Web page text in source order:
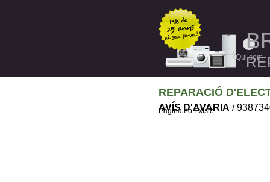
REPARACIÓ
AVÍS D'AVARIA /
Inici Qui som
Pàgina no Existe